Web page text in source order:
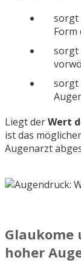
sorgt
Form
sorgt
sorgt
Liegt derWert
ist das
Augenarzt
Glaukome
hoher